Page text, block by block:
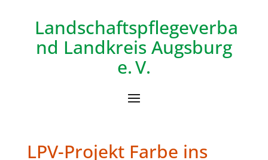
Landschaftspflegeverba
nd Landkreis Augsburg
e. V.
LPV-Projekt Farbe ins